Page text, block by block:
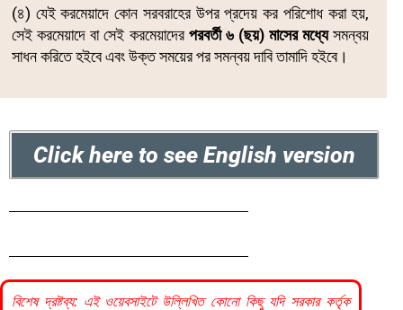
(৪) যেই করমেয়াদে কোন সরবরাহের উপর প্রদেয় কর পরিশোধ করা হয়,
সেই করমেয়াদে বা সেই করমেয়াদেরপরবর্তী ৬ (ছয়) মাসের মধ্যেসমন্বয়
সাধন করিতে হইবে এবং উক্ত সময়ের পর সমন্বয় দাবি তামাদি হইবে।
Click here to see English version
বিশেষ দ্রষ্টব্য: এই ওয়েবসাইটে উল্লিখিত কোনো কিছু যদি সরকারকর্তৃক